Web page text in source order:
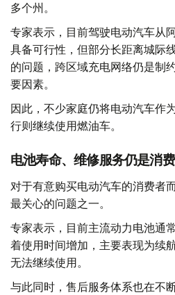
多个州。
专家表示，目前驾驶电动汽车从
具备可行性，但部分长距离城际
的问题，跨区域充电网络仍是制
要因素。
因此，不少家庭仍将电动汽车作
行则继续使用燃油车。
电池寿命、维修服务仍是消
对于有意购买电动汽车的消费者
最关心的问题之一。
专家表示，目前主流动力电池通
着使用时间增加，主要表现为续
无法继续使用。
与此同时，售后服务体系也在不